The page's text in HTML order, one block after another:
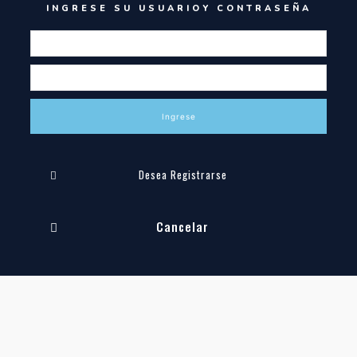
INGRESE SU USUARIOY CONTRASEÑA
Ingrese
Desea Registrarse
Cancelar